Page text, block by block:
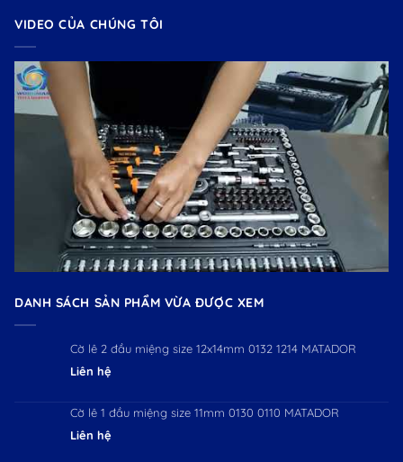
VIDEO CỦA CHÚNG TÔI
DANH SÁCH SẢN PHẨM VỪA ĐƯỢC XEM
Cờ lê 2 đầu miệng size 12x14mm 0132 1214 MATADOR
Liên hệ
Cờ lê 1 đầu miệng size 11mm 0130 0110 MATADOR
Liên hệ